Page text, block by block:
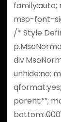
mso-font-
/* Style
unhide:no;
parent:””;